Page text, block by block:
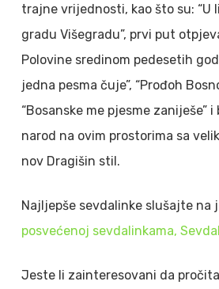
trajne vrijednosti, kao što su: “U
gradu Višegradu”, prvi put
Polovine sredinom pedesetih
jedna pesma čuje”, “Prođoh
“Bosanske me pjesme zaniješe”
narod na ovim prostorima sa
nov Dragišin stil.
Najljepše sevdalinke slušajte na
posvećenoj sevdalinkama,
Jeste li zainteresovani da